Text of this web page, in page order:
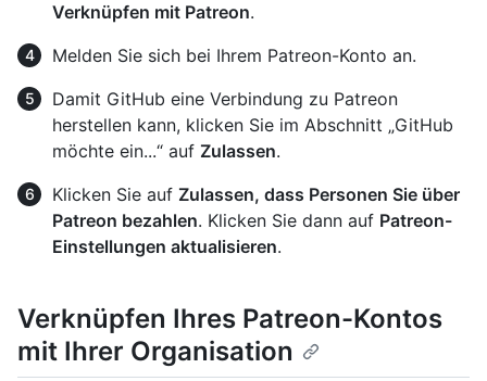
Verknüpfen mit Patreon.
Melden Sie sich bei Ihrem Patreon-Konto an.
Damit GitHub eine Verbindung zu Patreon
herstellen kann, klicken Sie im Abschnitt „GitHub
möchte ein...“ auf Zulassen.
Klicken Sie auf Zulassen, dass Personen Sie über
Patreon bezahlen. Klicken Sie dann auf Patreon-
Einstellungen aktualisieren.
Verknüpfen Ihres Patreon-Kontos
mit Ihrer Organisation